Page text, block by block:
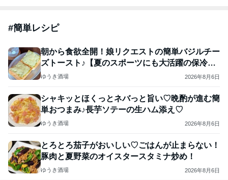
#簡単レシピ
朝から食欲全開！娘リクエストの簡単バジルチー
ズトースト♪【夏のスポーツにも大活躍の保冷ボ
トル】
ゆうき酒場 2026年8月6日
シャキッとほくっとネバっと旨い♡晩酌が進む簡
単おつまみ♪長芋ソテーの生ハム添え♡
ゆうき酒場 2026年8月6日
とろとろ茄子がおいしい♡ごはんが止まらない！
豚肉と夏野菜のオイスタースタミナ炒め！
ゆうき酒場 2026年8月6日